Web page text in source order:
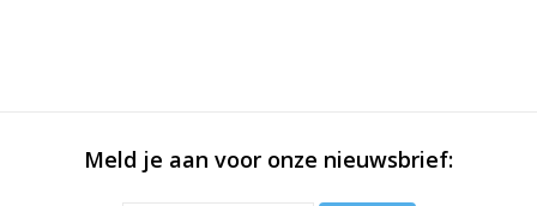
Meld je aan voor onze nieuwsbrief: